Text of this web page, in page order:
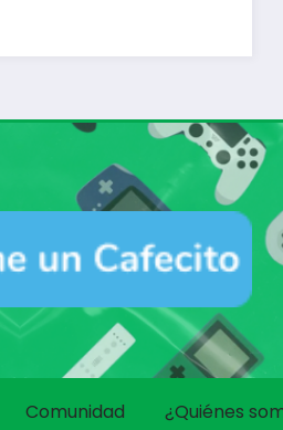
Comunidad ¿Quiénes